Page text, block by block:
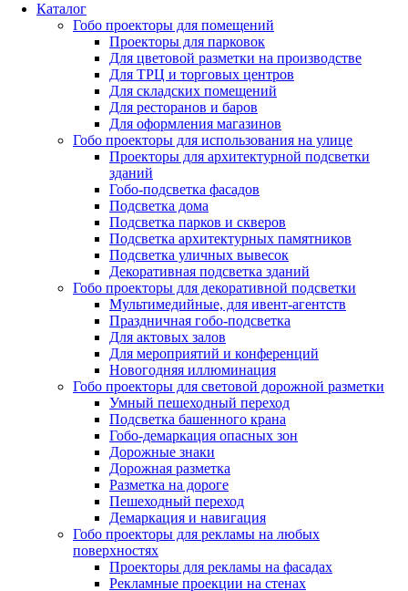
Каталог
Гобо проекторы для помещений
Проекторы для парковок
Для цветовой разметки на производстве
Для ТРЦ и торговых центров
Для складских помещений
Для ресторанов и баров
Для оформления магазинов
Гобо проекторы для использования на улице
Проекторы для архитектурной подсветки
зданий
Гобо-подсветка фасадов
Подсветка дома
Подсветка парков и скверов
Подсветка архитектурных памятников
Подсветка уличных вывесок
Декоративная подсветка зданий
Гобо проекторы для декоративной подсветки
Мультимедийные, для ивент-агентств
Праздничная гобо-подсветка
Для актовых залов
Для мероприятий и конференций
Новогодняя иллюминация
Гобо проекторы для световой дорожной разметки
Умный пешеходный переход
Подсветка башенного крана
Гобо-демаркация опасных зон
Дорожные знаки
Дорожная разметка
Разметка на дороге
Пешеходный переход
Демаркация и навигация
Гобо проекторы для рекламы на любых
поверхностях
Проекторы для рекламы на фасадах
Рекламные проекции на стенах